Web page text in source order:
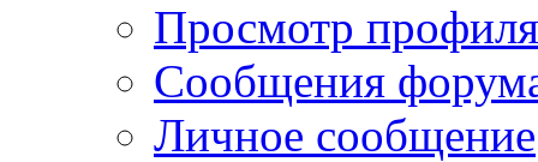
Просмотр профиля
Сообщения
Личное сообщение